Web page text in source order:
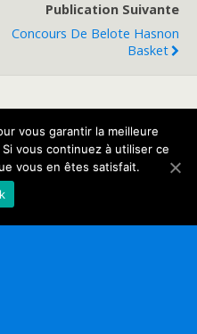
Publication Suivante
Concours De Belote Hasnon
Basket
début
Bureau
vous garantir la meilleure
vous continuez à utiliser ce
vous en êtes satisfait.